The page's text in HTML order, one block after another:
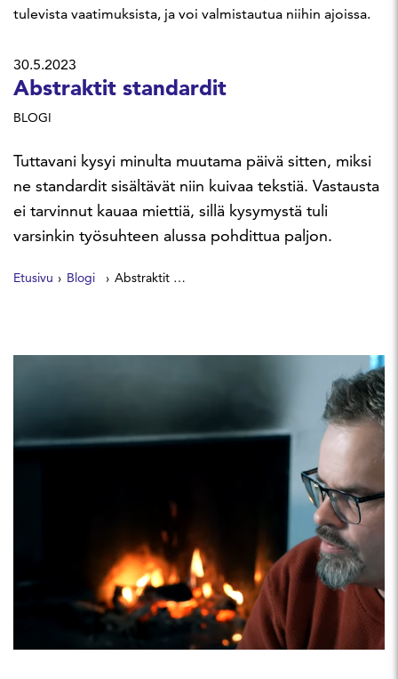
tulevista vaatimuksista, ja voi valmistautua niihin ajoissa.
30.5.2023
Abstraktit standardit
BLOGI
Tuttavani kysyi minulta muutama päivä sitten, miksi
ne standardit sisältävät niin kuivaa tekstiä. Vastausta
ei tarvinnut kauaa miettiä, sillä kysymystä tuli
varsinkin työsuhteen alussa pohdittua paljon.
Etusivu Blogi Abstraktit standardit